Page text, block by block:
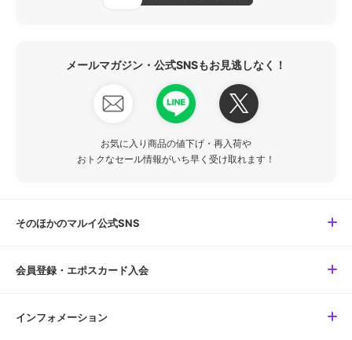
メールマガジン・公式SNSもお見逃しなく！
お気に入り商品の値下げ・再入荷や
おトクなセール情報がいち早く受け取れます！
そのほかのマルイ公式SNS
会員登録・エポスカード入会
インフォメーション